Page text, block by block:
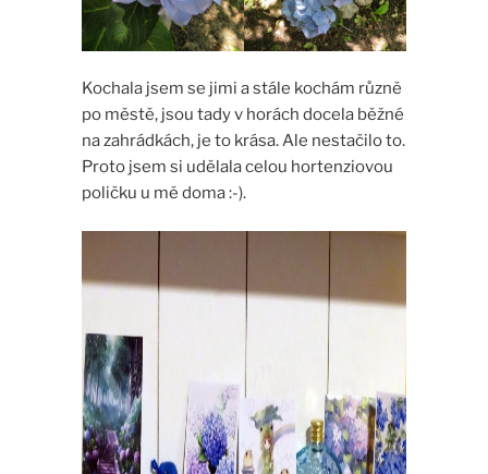
Kochala jsem se jimi a stále kochám různě
po městě, jsou tady v horách docela běžné
na zahrádkách, je to krása. Ale nestačilo to.
Proto jsem si udělala celou hortenziovou
poličku u mě doma :-).